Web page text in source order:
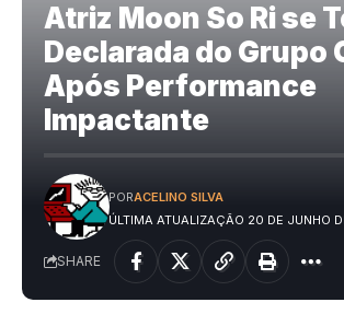
Atriz Moon So Ri se
Declarada do Grupo
Após Performance
Impactante
ÚLTIMA ATUALIZAÇÃO 20 DE JUNHO
PORACELINO SILVA
SHARE